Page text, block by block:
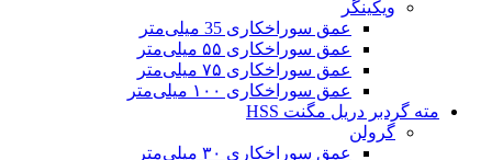
ویکینگر
عمق سوراخکاری 35 میلی‌متر
عمق سوراخکاری ۵۵ میلی‌متر
عمق سوراخکاری ۷۵ میلی‌متر
عمق سوراخکاری ۱۰۰ میلی‌متر
مته گردبر دریل مگنت HSS
گرولن
عمق سوراخکاری ۳۰ میلی‌متر